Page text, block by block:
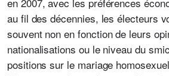
au fil des décennies, les électeurs
souvent non en fonction de leurs
nationalisations ou le niveau du
positions sur le mariage